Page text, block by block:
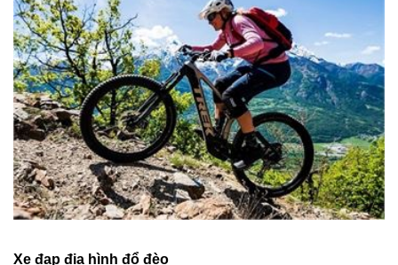
Xe đạp địa hình đổ đèo